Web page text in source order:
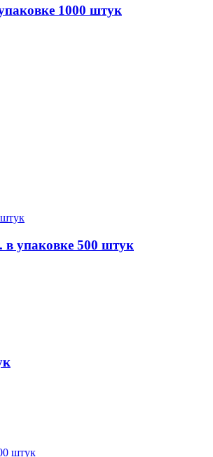
1000 штук
в упаковке 500 штук